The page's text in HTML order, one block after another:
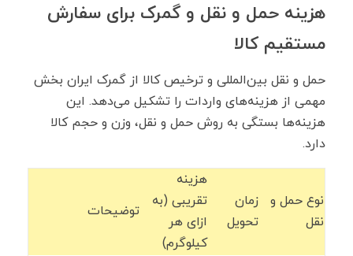
هزینه حمل ‌و نقل و گمرک برای سفارش
مستقیم کالا
حمل ‌و نقل بین‌المللی و ترخیص کالا از گمرک ایران بخش
مهمی از هزینه‌های واردات را تشکیل می‌دهد. این
هزینه‌ها بستگی به روش حمل ‌و نقل، وزن و حجم کالا
دارد.
نوع حمل ‌و
نقل
زمان
تحویل
هزینه
تقریبی (به
ازای هر
کیلوگرم)
توضیحات